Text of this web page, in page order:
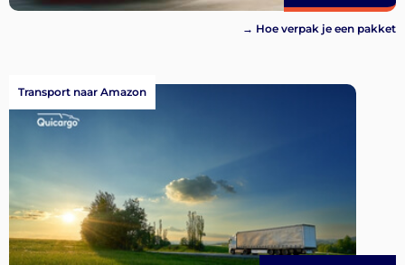
→ Hoe verpak je een pakket
Transport naar Amazon